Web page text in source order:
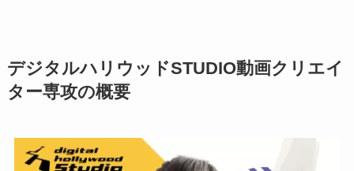
デジタルハリウッドSTUDIO動画クリエイ
ター専攻の概要